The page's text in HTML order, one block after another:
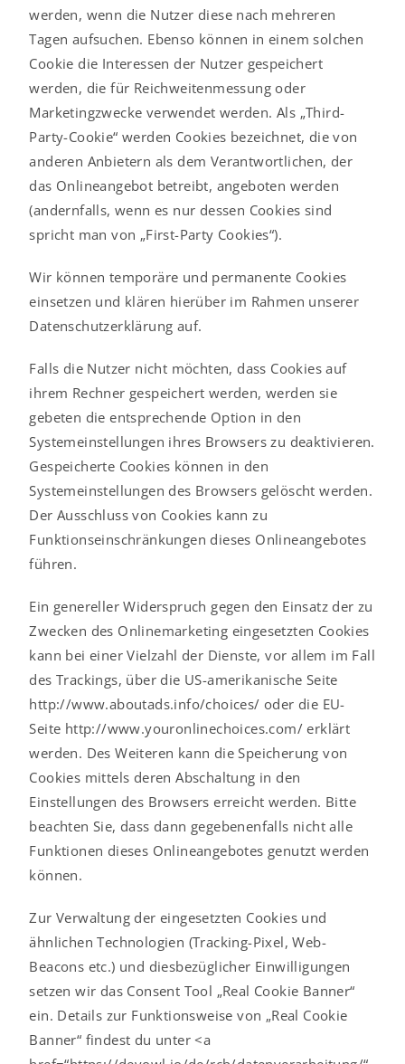
werden, wenn die Nutzer diese nach mehreren
Tagen aufsuchen. Ebenso können in einem solchen
Cookie die Interessen der Nutzer gespeichert
werden, die für Reichweitenmessung oder
Marketingzwecke verwendet werden. Als „Third-
Party-Cookie“ werden Cookies bezeichnet, die von
anderen Anbietern als dem Verantwortlichen, der
das Onlineangebot betreibt, angeboten werden
(andernfalls, wenn es nur dessen Cookies sind
spricht man von „First-Party Cookies“).
Wir können temporäre und permanente Cookies
einsetzen und klären hierüber im Rahmen unserer
Datenschutzerklärung auf.
Falls die Nutzer nicht möchten, dass Cookies auf
ihrem Rechner gespeichert werden, werden sie
gebeten die entsprechende Option in den
Systemeinstellungen ihres Browsers zu deaktivieren.
Gespeicherte Cookies können in den
Systemeinstellungen des Browsers gelöscht werden.
Der Ausschluss von Cookies kann zu
Funktionseinschränkungen dieses Onlineangebotes
führen.
Ein genereller Widerspruch gegen den Einsatz der zu
Zwecken des Onlinemarketing eingesetzten Cookies
kann bei einer Vielzahl der Dienste, vor allem im Fall
des Trackings, über die US-amerikanische Seite
http://www.aboutads.info/choices/ oder die EU-
Seite http://www.youronlinechoices.com/ erklärt
werden. Des Weiteren kann die Speicherung von
Cookies mittels deren Abschaltung in den
Einstellungen des Browsers erreicht werden. Bitte
beachten Sie, dass dann gegebenenfalls nicht alle
Funktionen dieses Onlineangebotes genutzt werden
können.
Zur Verwaltung der eingesetzten Cookies und
ähnlichen Technologien (Tracking-Pixel, Web-
Beacons etc.) und diesbezüglicher Einwilligungen
setzen wir das Consent Tool „Real Cookie Banner“
ein. Details zur Funktionsweise von „Real Cookie
Banner“ findest du unter <a